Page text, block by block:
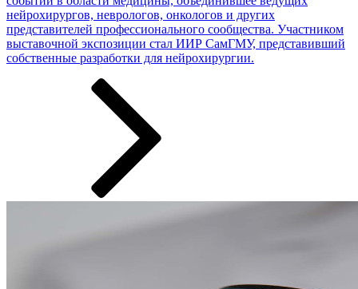
нейрохирургов, неврологов, онкологов и других
представителей профессионального сообщества. Участником
выставочной экспозиции стал ИИР СамГМУ, представивший
собственные разработки ­­­для нейрохирургии.